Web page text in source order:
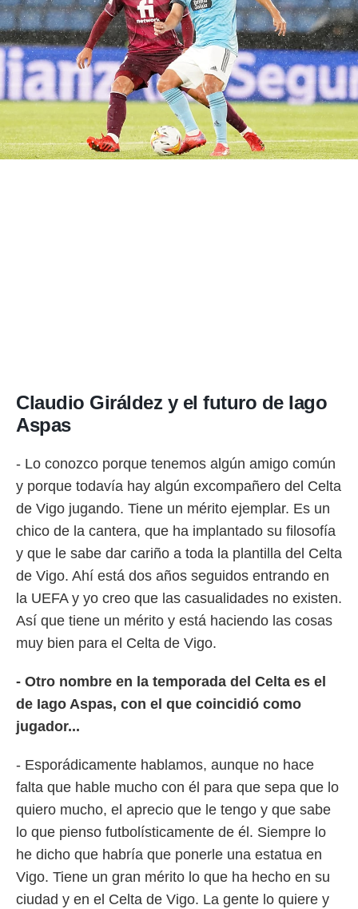
Claudio Giráldez y el futuro de Iago
Aspas
- Lo conozco porque tenemos algún amigo común
y porque todavía hay algún excompañero del Celta
de Vigo jugando. Tiene un mérito ejemplar. Es un
chico de la cantera, que ha implantado su filosofía
y que le sabe dar cariño a toda la plantilla del Celta
de Vigo. Ahí está dos años seguidos entrando en
la UEFA y yo creo que las casualidades no existen.
Así que tiene un mérito y está haciendo las cosas
muy bien para el Celta de Vigo.
- Otro nombre en la temporada del Celta es el
de Iago Aspas, con el que coincidió como
jugador...
- Esporádicamente hablamos, aunque no hace
falta que hable mucho con él para que sepa que lo
quiero mucho, el aprecio que le tengo y que sabe
lo que pienso futbolísticamente de él. Siempre lo
he dicho que habría que ponerle una estatua en
Vigo. Tiene un gran mérito lo que ha hecho en su
ciudad y en el Celta de Vigo. La gente lo quiere y